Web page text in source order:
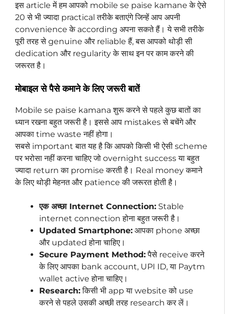
इस article में हम आपको mobile se paise kamane के ऐसे
20 से भी ज्यादा practical तरीके बताएंगे जिन्हें आप अपनी
convenience के according अपना सकते हैं। ये सभी तरीके
पूरी तरह से genuine और reliable हैं, बस आपको थोड़ी सी
dedication और regularity के साथ इन पर काम करने की
जरूरत है।
मोबाइल से पैसे कमाने के लिए जरूरी बातें
Mobile se paise kamana शुरू करने से पहले कुछ बातों का
ध्यान रखना बहुत जरूरी है। इससे आप mistakes से बचेंगे और
आपका time waste नहीं होगा।
सबसे important बात यह है कि आपको किसी भी ऐसी scheme
पर भरोसा नहीं करना चाहिए जो overnight success या बहुत
ज्यादा return का promise करती है। Real money कमाने
के लिए थोड़ी मेहनत और patience की जरूरत होती है।
एक अच्छा Internet Connection: Stable
internet connection होना बहुत जरूरी है।
Updated Smartphone: आपका phone अच्छा
और updated होना चाहिए।
Secure Payment Method:पैसे receive करने
के लिए आपका bank account, UPI ID, या Paytm
wallet active होना चाहिए।
Research:किसी भी app या website को use
करने से पहले उसकी अच्छी तरह research कर लें।